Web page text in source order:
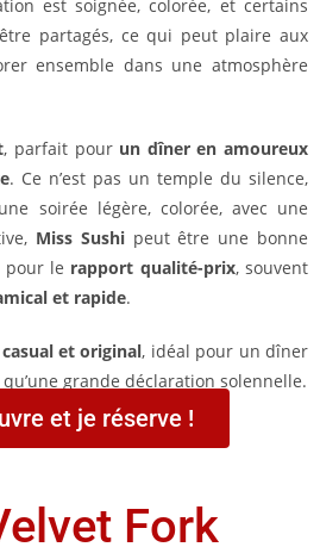
est soignée, colorée, et certains
partagés, ce qui peut plaire aux
ensemble dans une atmosphère
, parfait pour un dîner en amoureux
. Ce n’est pas un temple du silence,
soirée légère, colorée, avec une
Miss Sushipeut être une bonne
pour le rapport qualité-prix, souvent
et rapide.
et original, idéal pour un dîner
grande déclaration solennelle.
et je réserve !
Fork